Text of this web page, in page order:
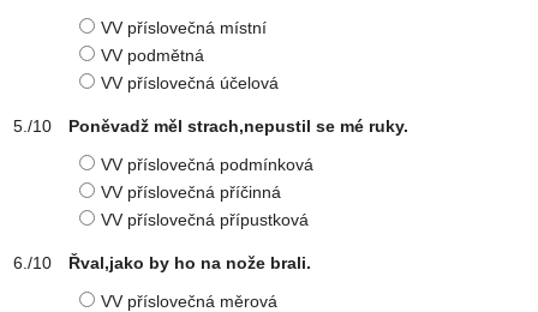
VV příslovečná místní
VV podmětná
VV příslovečná účelová
Poněvadž měl strach,nepustil se mé ruky.
VV příslovečná podmínková
VV příslovečná příčinná
VV příslovečná přípustková
Řval,jako by ho na nože brali.
VV příslovečná měrová